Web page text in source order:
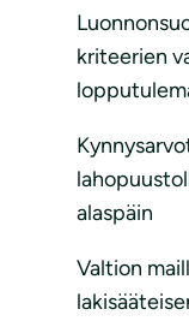
kriteerien
alaspäin
Valtion